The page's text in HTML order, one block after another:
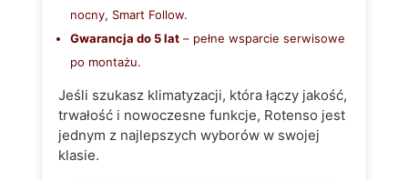
nocny, Smart Follow.
Gwarancja do 5 lat– pełne wsparcie serwisowe
po montażu.
Jeśli szukasz klimatyzacji, która łączy jakość,
trwałość i nowoczesne funkcje, Rotenso jest
jednym z najlepszych wyborów w swojej
klasie.